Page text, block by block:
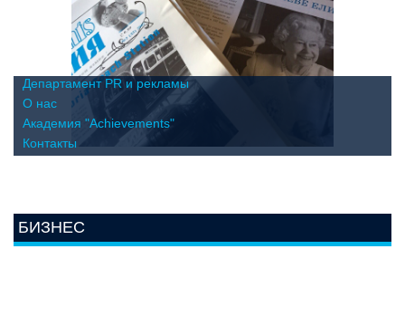
Департамент PR и рекламы
О нас
Академия "Achievements"
Контакты
БИЗНЕС